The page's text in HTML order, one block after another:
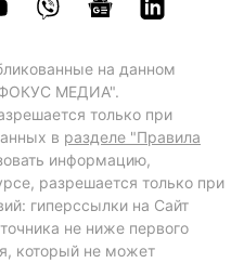
на данном
МЕДИА".
только при
в разделе "Правила
информацию,
разрешается только при
гиперссылки на Сайт
не ниже первого
который не может